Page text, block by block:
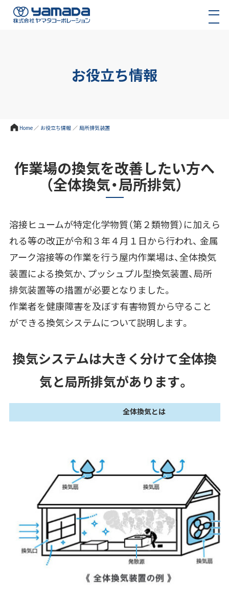
お役立ち情報
Home ／ お役立ち情報 ／ 局所排気装置
作業場の換気を改善したい方へ
（全体換気・局所排気）
溶接ヒュームが特定化学物質（第２類物質）に加えら
れる等の改正が令和３年４月１日から行われ、 金属
アーク溶接等の作業を行う屋内作業場は、全体換気
装置による換気か、プッシュプル型換気装置、局所
排気装置等の措置が必要となりました。
作業者を健康障害を及ぼす有害物質から守ること
ができる換気システムについて説明します。
換気システムは大きく分けて全体換
気と局所排気があります。
全体換気とは